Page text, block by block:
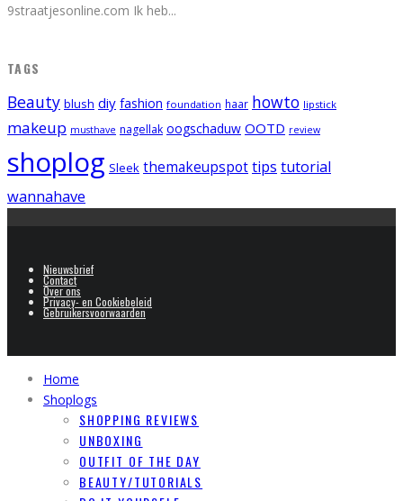
9straatjesonline.com Ik heb...
TAGS
Beauty blush diy fashion foundation haar howto lipstick
makeup musthave nagellak oogschaduw OOTD review
shoplog Sleek themakeupspottips tutorial
wannahave
Nieuwsbrief
Contact
Over ons
Privacy- en Cookiebeleid
Gebruikersvoorwaarden
Home
Shoplogs
SHOPPING REVIEWS
UNBOXING
OUTFIT OF THE DAY
BEAUTY/TUTORIALS